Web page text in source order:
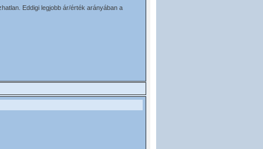
Eddigi legjobb ár/érték arányában a